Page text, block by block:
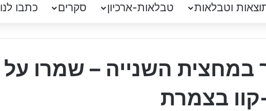
וטבלאות טבלאות-ארכיון סקרים כתבו לנו
השנייה – שמרו על
בצמרת